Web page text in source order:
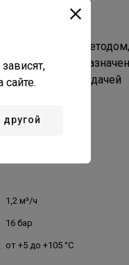
передачей
1,2 м³/ч
16 бар
от +5 до +105 °С
сайте.